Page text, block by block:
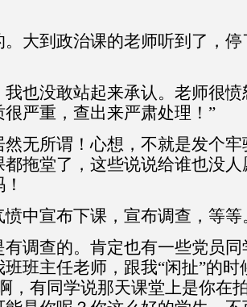
。大到政治课的老师听到了，
我也没敢站起来承认。老师很
很严重，查出来严肃处理！”
然无所谓！心想，不就是发个
都拖堂了，这些说说给谁也没
愤中宣布下课，宣布调查，等等
有调查的。肯定也有一些党员
班班主任老师，跟我“闲扯”的
，有同学说那天课堂上是你在